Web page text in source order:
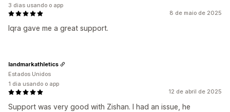
8 de maio de 2025
Iqra gave me a great support.
3 dias usando o app
12 de abril de 2025
Support was very good with Zishan. I had an issue, he
landmarkathletics
Estados Unidos
1 dia usando o app